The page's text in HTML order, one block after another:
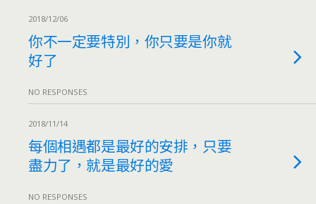
2018/12/06
你不一定要特別，你只要是你就
好了
NO RESPONSES
2018/11/14
每個相遇都是最好的安排，只要
盡力了，就是最好的愛
NO RESPONSES